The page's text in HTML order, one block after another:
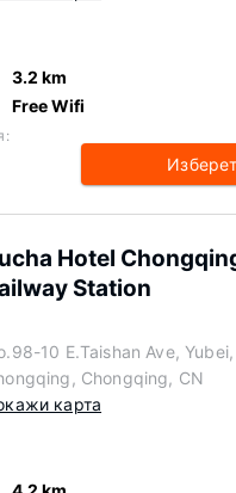
3.2 km
Free Wifi
Hotel
Station
10 E.Taishan Ave, Yubei,
Chongqing, CN
карта